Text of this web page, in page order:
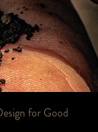
for Good